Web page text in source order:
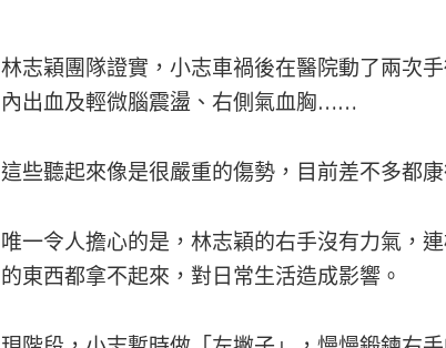
林志穎團隊證實，小志車禍後在醫院動了兩次
內出血及輕微腦震盪、右側氣血胸……
這些聽起來像是很嚴重的傷勢，目前差不多都康
唯一令人擔心的是，林志穎的右手沒有力氣，
的東西都拿不起來，對日常生活造成影響。